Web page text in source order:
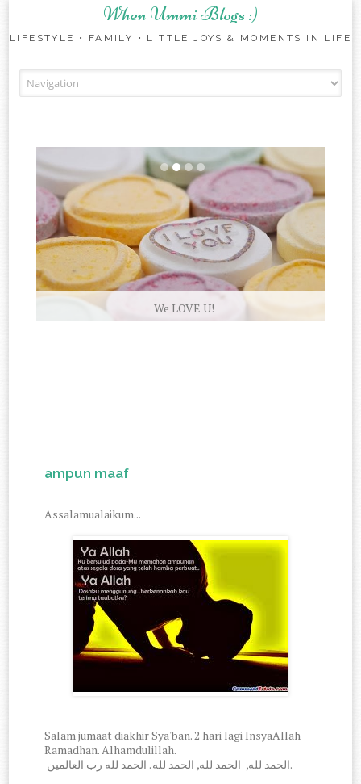
When Ummi Blogs :)
LIFESTYLE • FAMILY • LITTLE JOYS & MOMENTS IN LIFE
We LOVE U!
ampun maaf
Assalamualaikum...
Salam jumaat diakhir Sya'ban. 2 hari lagi InsyaAllah
Ramadhan. Alhamdulillah.
الحمد لله, الحمد لله, الحمد لله . الحمد لله رب العالمين.